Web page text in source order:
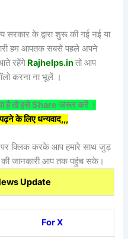
के द्वारा शुरू की गई नई या
हम आपतक सबसे पहले अपने
रहेंगे Rajhelps.inतो आप
करना ना भूलें ।
है तो इसे Share जरूर करें ।
के लिए धन्यवाद,,,
पर क्लिक करके आप हमारे साथ जुड़
जानकारी आप तक पहुंच सके।
Update
For X